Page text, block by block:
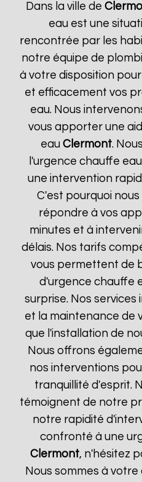
Dans la ville de
eau est une
rencontrée par les
notre équipe de
à votre disposition
et efficacement vos
eau. Nous
vous apporter une
eau Clermont.
l'urgence chauffe eau
une intervention
C'est pourquoi
répondre à vos
minutes et à
délais. Nos tarifs
vous permettent de
d'urgence chauffe
surprise. Nos
et la maintenance de
que l'installation de
Nous offrons
nos interventions
tranquillité d'esprit.
témoignent de notre
notre rapidité
confronté à une
Clermont, n'hésitez
Nous sommes à